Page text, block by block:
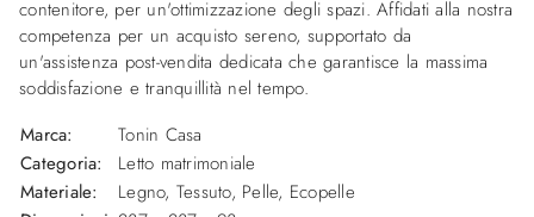
contenitore, per un'ottimizzazione degli spazi. Affidati alla nostra
competenza per un acquisto sereno, supportato da
un'assistenza post-vendita dedicata che garantisce la massima
soddisfazione e tranquillità nel tempo.
Marca:
Tonin Casa
Categoria:
Letto matrimoniale
Materiale:
Legno, Tessuto, Pelle, Ecopelle